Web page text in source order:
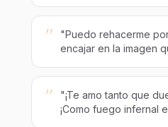
"
"Puedo rehacerme
encajar en la imagen
"
"¡Te amo tanto que
¡Como fuego infernal